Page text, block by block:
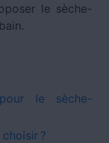
le sèche-
le sèche-
?